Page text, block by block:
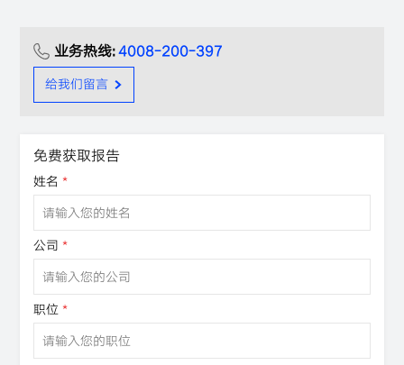
业务热线:4008-200-397
给我们留言
免费获取报告
姓名 *
公司 *
职位 *